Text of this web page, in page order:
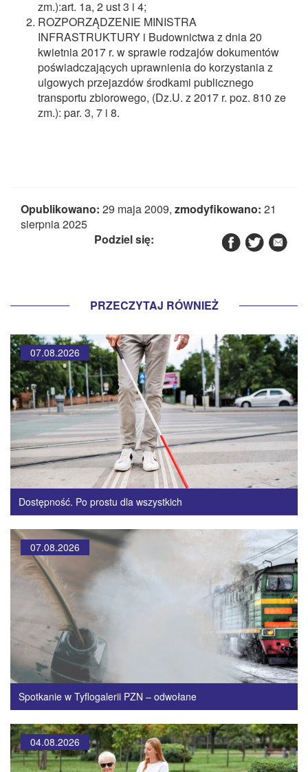
zm.):art. 1a, 2 ust 3 i 4;
ROZPORZĄDZENIE MINISTRA
INFRASTRUKTURY i Budownictwa z dnia 20
kwietnia 2017 r. w sprawie rodzajów dokumentów
poświadczających uprawnienia do korzystania z
ulgowych przejazdów środkami publicznego
transportu zbiorowego, (Dz.U. z 2017 r. poz. 810 ze
zm.): par. 3, 7 i 8.
Opublikowano: 29 maja 2009, zmodyfikowano: 21
sierpnia 2025
Podziel się:
PRZECZYTAJ RÓWNIEŻ
07.08.2026
Dostępność. Po prostu dla wszystkich
07.08.2026
Spotkanie w Tyflogalerii PZN – odwołane
04.08.2026